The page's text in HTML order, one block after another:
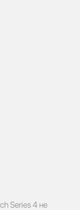
Series 4 не